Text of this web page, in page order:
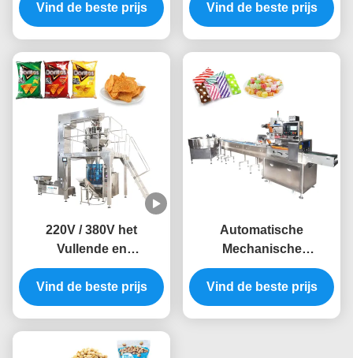
platte plaat type
Vind de beste prijs
Blister Machine 220v
Vind de beste prijs
220V / 380V het
Vullende en
Verzegelende
Zaksuikergoed van
verticale Automatische
Vind de beste prijs
Automatische
Mechanische
Suikergoed Individuele
Verpakkende Machine
2.5kw
Vind de beste prijs